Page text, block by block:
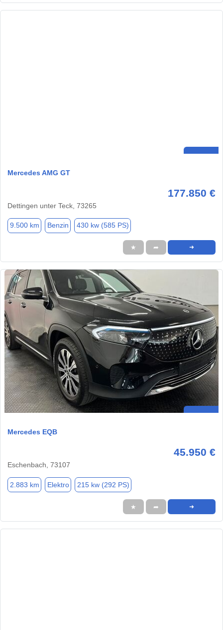
Mercedes AMG GT
177.850 €
Dettingen unter Teck, 73265
9.500 km Benzin 430 kw (585 PS)
★ ➦ ➜
Mercedes EQB
45.950 €
Eschenbach, 73107
2.883 km Elektro 215 kw (292 PS)
★ ➦ ➜